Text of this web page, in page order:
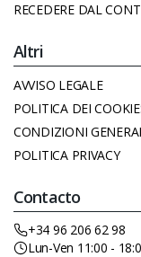
RECEDERE DAL
Altri
AVVISO LEGALE
POLITICA DEI
CONDIZIONI
POLITICA PRIVACY
Contacto
+34 96 206 62 98
Lun-Ven 11:00 -